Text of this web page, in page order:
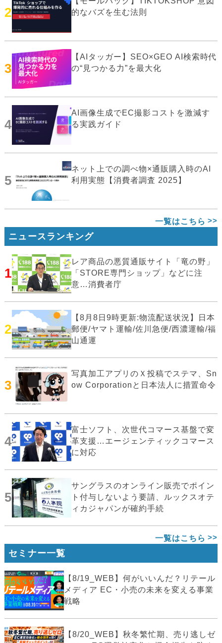
2
的なバズを生む法則
3
【AIタッガー】SEO×GEO AI検索時代
の“見つかる力”を最大化
4
AI画像生成でEC撮影コストを激減す
る実践ガイド
5
ネット上での調べ物×通販購入時のAI
利用実態【消費者調査 2025】
一覧はこちら
ニュースランキング
1
レア商品の悪質通販サイト「竜の野」
「STORE専門ショップ」などに注
意…消費者庁
2
【8月8日9時更新:物流配送状況】日本
郵便/ヤマト運輸/佐川急便/西濃運輸/福
山通運
3
写真加工アプリのＸ投稿でステマ、Sn
ow Corporationと日本法人に措置命令
4
富士ソフト、次世代コマース基盤で変
革支援…エージェンティックコマース
に対応
5
サングラスのオンライン販売でポイン
ト付与しないよう要請、ルックスオテ
ィカジャパンが確約手続
一覧はこちら
セミナー一覧
【8/19_WEB】何がいいんだ？リテール
メディア EC・小売の未来を変える事業
戦略
【8/20_WEB】秋冬繁忙期、売り逃しゼ